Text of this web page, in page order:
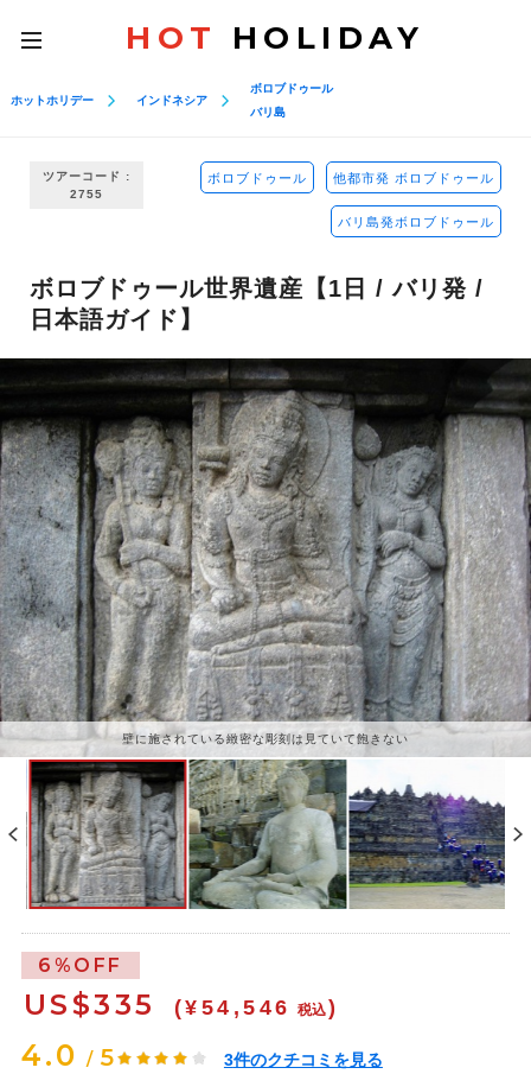
toggle
navigation
HOT HOLIDAY
ホットホリデー インドネシア
ボロブドゥール
バリ島
ツアーコード :
2755
ボロブドゥール 他都市発 ボロブドゥール
バリ島発ボロブドゥール
ボロブドゥール世界遺産【1日 / バリ発 /
日本語ガイド】
壁に施されている緻密な彫刻は見ていて飽きない
6%OFF
US$335 (¥54,546 税込)
4.0 / 5 3件のクチコミを見る